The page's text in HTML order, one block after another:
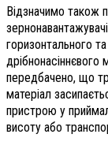
Відзначимо також
горизонтального
дрібнонасіннєвого
передбачено, що
матеріал
пристрою у
висоту або